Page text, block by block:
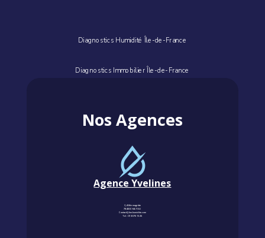
Diagnostics Humidité Île-de-France
Diagnostics Immobilier Île-de-France
Nos Agences
Agence Yvelines
3, Allée magritte
78400 CHATOU
Contact@km-humidite.com
Tel :01 30 76 13 26